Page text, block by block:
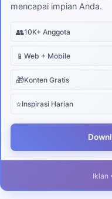
mencapai impian Anda.
👥10K+ Anggota
📱 Web + Mobile
🎁Konten Gratis
⭐Inspirasi Harian
Iklan